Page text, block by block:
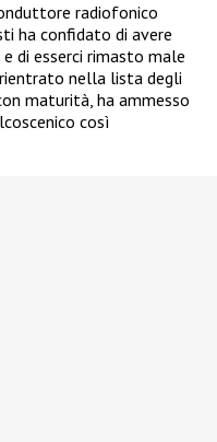
radiofonico
ha confidato di avere
e di esserci rimasto male
nella lista degli
maturità, ha ammesso
così